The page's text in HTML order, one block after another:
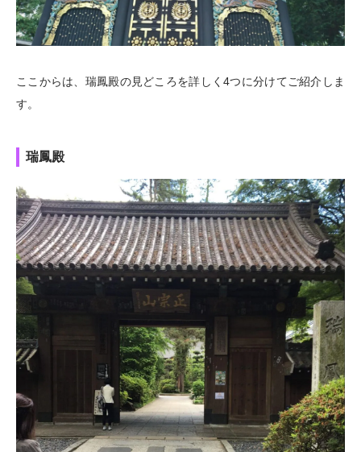
ここからは、瑞鳳殿の見どころを詳しく4つに分けてご紹介しま
す。
瑞鳳殿